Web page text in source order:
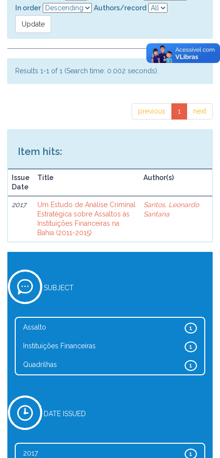
In order
Authors/record
Results 1-1 of 1 (Search time: 0.002 seconds).
previous 1 next
Item hits:
Issue
Date
Title Author(s)
2017
Um Estudo de Análise Criminal
Estratégica sobre Assaltos às
Instituições Financeiras na
Bahia (2011-2015)
Santos, Leonardo
Santana
SUBJECT
1
Assalto
1
Instituições Financeiras
1
Quadrilhas
DATE ISSUED
1
2017